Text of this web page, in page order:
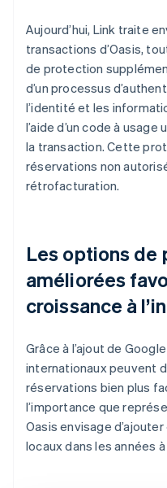
Aujourd’hui, Link traite
transactions d’Oasis,
de protection
d’un processus
l’identité et les
l’aide d’un code à
la transaction. Cette
réservations non
rétrofacturation.
Les options de
améliorées
croissance à
Grâce à l’ajout de
internationaux peuvent
réservations bien plus
l’importance que
Oasis envisage
locaux dans les années à